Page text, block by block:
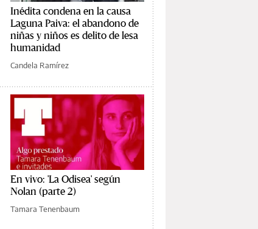
Inédita condena en la causa
Laguna Paiva: el abandono de
niñas y niños es delito de lesa
humanidad
Candela Ramírez
En vivo: 'La Odisea' según
Nolan (parte 2)
Tamara Tenenbaum